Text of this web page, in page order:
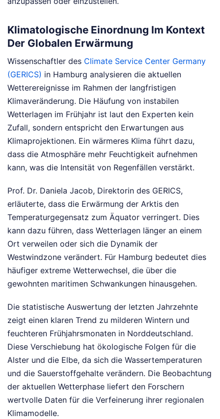
Klimatologische Einordnung Im Kontext
Der Globalen Erwärmung
Wissenschaftler des Climate Service Center Germany
(GERICS) in Hamburg analysieren die aktuellen
Wetterereignisse im Rahmen der langfristigen
Klimaveränderung. Die Häufung von instabilen
Wetterlagen im Frühjahr ist laut den Experten kein
Zufall, sondern entspricht den Erwartungen aus
Klimaprojektionen. Ein wärmeres Klima führt dazu,
dass die Atmosphäre mehr Feuchtigkeit aufnehmen
kann, was die Intensität von Regenfällen verstärkt.
Prof. Dr. Daniela Jacob, Direktorin des GERICS,
erläuterte, dass die Erwärmung der Arktis den
Temperaturgegensatz zum Äquator verringert. Dies
kann dazu führen, dass Wetterlagen länger an einem
Ort verweilen oder sich die Dynamik der
Westwindzone verändert. Für Hamburg bedeutet dies
häufiger extreme Wetterwechsel, die über die
gewohnten maritimen Schwankungen hinausgehen.
Die statistische Auswertung der letzten Jahrzehnte
zeigt einen klaren Trend zu milderen Wintern und
feuchteren Frühjahrsmonaten in Norddeutschland.
Diese Verschiebung hat ökologische Folgen für die
Alster und die Elbe, da sich die Wassertemperaturen
und die Sauerstoffgehalte verändern. Die Beobachtung
der aktuellen Wetterphase liefert den Forschern
wertvolle Daten für die Verfeinerung ihrer regionalen
Klimamodelle.